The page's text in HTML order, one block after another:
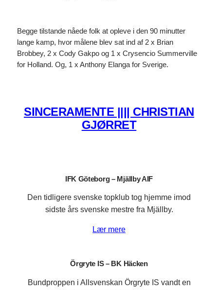
Begge tilstande nåede folk at opleve i den 90 minutter
lange kamp, hvor målene blev sat ind af 2 x Brian
Brobbey, 2 x Cody Gakpo og 1 x Crysencio Summerville
for Holland. Og, 1 x Anthony Elanga for Sverige.
SINCERAMENTE |||| CHRISTIAN
GJØRRET
IFK Göteborg – Mjällby AIF
Den tidligere svenske topklub tog hjemme imod
sidste års svenske mestre fra Mjällby.
Lær mere
Örgryte IS – BK Häcken
Bundproppen i Allsvenskan Örgryte IS vandt en